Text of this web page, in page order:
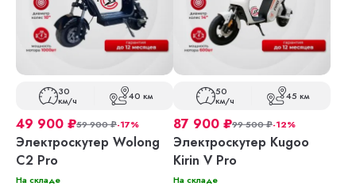
30
км/ч 40 км
49 900 ₽59 900₽-17%
Электроскутер Wolong
C2 Pro
На складе
50
км/ч 45 км
87 900 ₽99 500₽-12%
Электроскутер Kugoo
Kirin V Pro
На складе